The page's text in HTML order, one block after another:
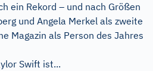
ein Rekord – und nach Größen
und Angela Merkel als zweite
Magazin als Person des Jahres
Swift ist...